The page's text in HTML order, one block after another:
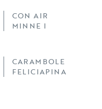
CON AIR
MINNE I
CARAMBOLE
FELICIAPINA